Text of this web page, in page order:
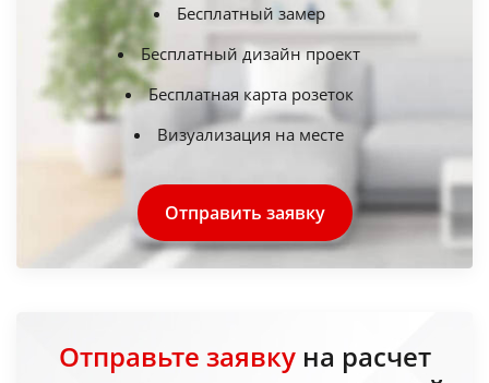
Бесплатный замер
Бесплатный дизайн проект
Бесплатная карта розеток
Визуализация на месте
Отправить заявку
Отправьте заявкуна расчет